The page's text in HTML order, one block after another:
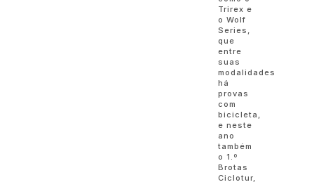
Trirex e
o Wolf
Series,
que
entre
suas
modalidades
há
provas
com
bicicleta,
e neste
ano
também
o 1.º
Brotas
Ciclotur,